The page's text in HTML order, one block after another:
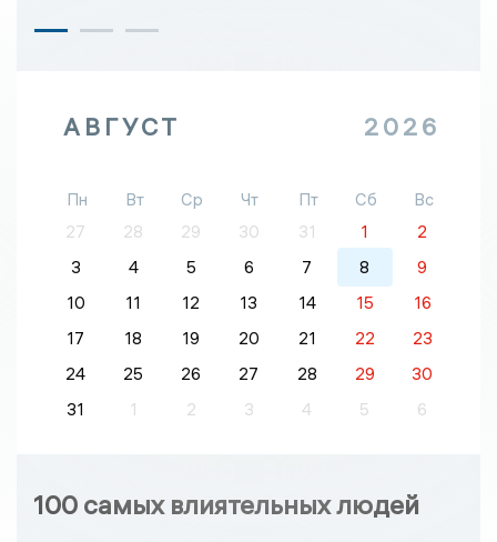
АВГУСТ 2026
Пн Вт Ср Чт Пт Сб
Вс
27
28 29 30 31 1
2
3
4 5 6 7 8
9
10
11 12 13 14 15
16
17
18 19 20 21 22
23
24
25 26 27 28 29
30
31
1 2 3 4 5 6
100 самых влиятельных людей